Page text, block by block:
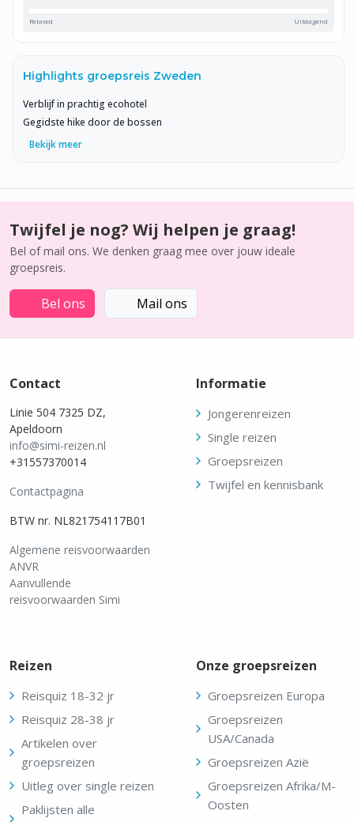
Relaxed Uitdagend
Highlights groepsreis Zweden
Verblijf in prachtig ecohotel
Gegidste hike door de bossen
Bekijk meer
Twijfel je nog? Wij helpen je graag!
Bel of mail ons. We denken graag mee over jouw ideale
groepsreis.
Bel ons Mail ons
Contact
Linie 504 7325 DZ,
Apeldoorn
info@simi-reizen.nl
+31557370014
Contactpagina
BTW nr. NL821754117B01
Algemene reisvoorwaarden
ANVR
Aanvullende
reisvoorwaarden Simi
Informatie
Jongerenreizen
Single reizen
Groepsreizen
Twijfel en kennisbank
Reizen
Reisquiz 18-32 jr
Reisquiz 28-38 jr
Artikelen over
groepsreizen
Uitleg over single reizen
Paklijsten alle
Onze groepsreizen
Groepsreizen Europa
Groepsreizen
USA/Canada
Groepsreizen Azië
Groepsreizen Afrika/M-
Oosten